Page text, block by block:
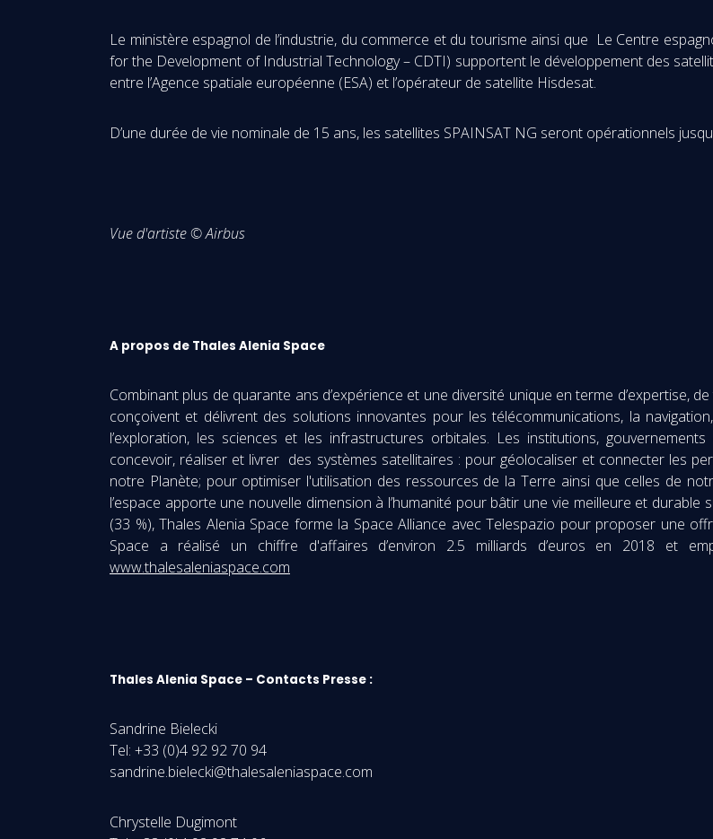
Le ministère espagnol de l’industrie, du commerce et du tourisme ainsi que Le Centre
for the Development of Industrial Technology – CDTI) supportent le développement des
entre l’Agence spatiale européenne (ESA) et l’opérateur de satellite Hisdesat.
D’une durée de vie nominale de 15 ans, les satellites SPAINSAT NG seront opérationnels
Vue d'artiste © Airbus
A propos de Thales Alenia Space
Combinant plus de quarante ans d’expérience et une diversité unique en terme d’expertise,
conçoivent et délivrent des solutions innovantes pour les télécommunications, la
l’exploration, les sciences et les infrastructures orbitales. Les institutions,
concevoir, réaliser et livrer des systèmes satellitaires : pour géolocaliser et connecter les
notre Planète; pour optimiser l'utilisation des ressources de la Terre ainsi que celles de
l’espace apporte une nouvelle dimension à l’humanité pour bâtir une vie meilleure et
(33 %), Thales Alenia Space forme la Space Alliance avec Telespazio pour proposer une
Space a réalisé un chiffre d'affaires d’environ 2.5 milliards d’euros en 2018 et
www.thalesaleniaspace.com
Thales Alenia Space – Contacts Presse :
Sandrine Bielecki
Tel: +33 (0)4 92 92 70 94
sandrine.bielecki@thalesaleniaspace.com
Chrystelle Dugimont